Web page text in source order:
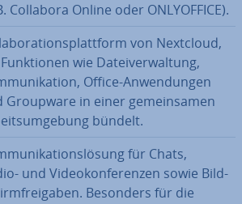
Collabora Online oder ON­LY­OFF­ICE).
von Nextcloud,
wie Da­tei­ver­wal­tung,
Office-An­wen­dun­gen
Groupware in einer ge­mein­sa­men
bündelt.
für Chats,
und Vi­deo­kon­fe­ren­zen sowie Bild­
Besonders für die